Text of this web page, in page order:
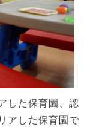
した保育園、認
アした保育園で